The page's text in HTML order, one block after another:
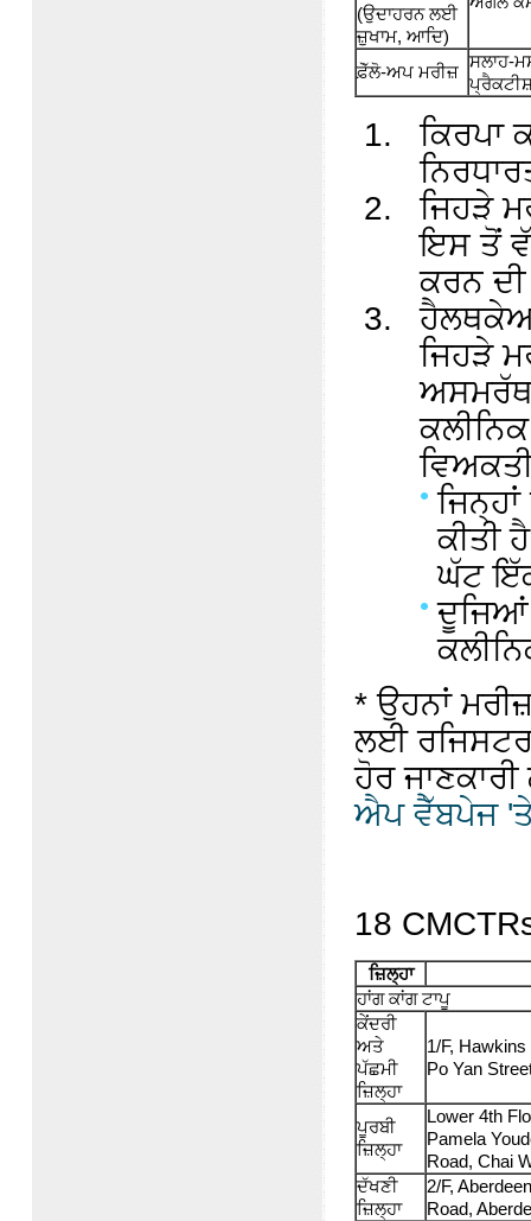
(ਉਦਾਹਰਨ ਲਈ
ਜ਼ੁਖਾਮ, ਆਦਿ)
ਫ਼ੋੱਲੋ-ਅਪ ਮਰੀਜ਼
ਸਲਾਹ-
ਕਿਰਪਾ
ਜਿਹੜੇ
ਇਸ ਤੋਂ
ਕਰਨ
ਜਿਹੜੇ
ਅਸਮਰੱਥ
ਕੀਤੀ
ਘੱਟ
ਦੂਜਿਆਂ
* ਉਹਨਾਂ
ਲਈ ਰਜਿਸਟਰ
ਹੋਰ
ਐਪ ਵੈੱਬਪੇਜ 'ਤੇ
18
ਜ਼ਿਲ੍ਹਾ
ਹਾਂਗ ਕਾਂਗ ਟਾਪੂ
ਕੇਂਦਰੀ
ਅਤੇ
ਪੱਛਮੀ
ਜ਼ਿਲ੍ਹਾ
1/F,
Po Yan
ਪੂਰਬੀ
ਜ਼ਿਲ੍ਹਾ
Lower 4th
Pamela
Road, Chai
ਦੱਖਣੀ
ਜ਼ਿਲ੍ਹਾ
2/F,
Road,